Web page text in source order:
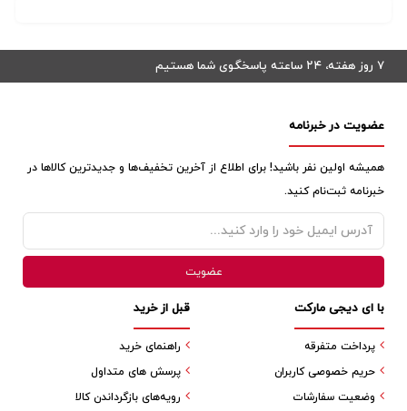
۷ روز هفته، ۲۴ ساعته پاسخگوی شما هستیم
عضویت در خبرنامه
همیشه اولین نفر باشید! برای اطلاع از آخرین تخفیف‌ها و جدیدترین کالاها در
خبرنامه ثبت‌نام کنید.
قبل از خرید
راهنمای خرید
پرسش های متداول
رویه‌های بازگرداندن کالا
با ای دیجی مارکت
پرداخت متفرقه
حریم خصوصی کاربران
وضعیت سفارشات